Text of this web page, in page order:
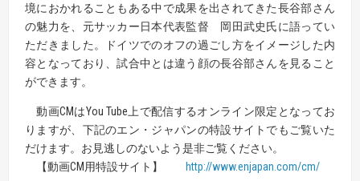
境におかれることもある中で成果を出されてきた長谷部さん
の魅力を、元サッカー日本代表監督 岡田武史氏に語ってい
ただきました。ドイツでのオフの過ごし方をイメージした内
容となっており、試合中とは違う顔の長谷部さんを見ること
ができます。
動画CMはYou Tube上で配信するオンライン限定となってお
りますが、下記のエン・ジャパンの特設サイトでもご覧いた
だけます。お見逃しのないよう是非ご覧ください。
【動画CM用特設サイト】 http://www.enjapan.com/cm/